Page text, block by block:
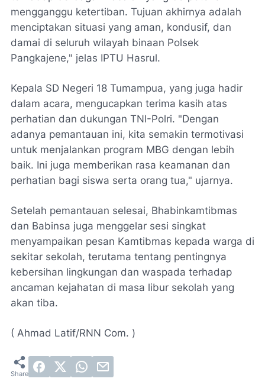
mengganggu ketertiban. Tujuan akhirnya adalah
menciptakan situasi yang aman, kondusif, dan
damai di seluruh wilayah binaan Polsek
Pangkajene," jelas IPTU Hasrul.
Kepala SD Negeri 18 Tumampua, yang juga hadir
dalam acara, mengucapkan terima kasih atas
perhatian dan dukungan TNI-Polri. "Dengan
adanya pemantauan ini, kita semakin termotivasi
untuk menjalankan program MBG dengan lebih
baik. Ini juga memberikan rasa keamanan dan
perhatian bagi siswa serta orang tua," ujarnya.
Setelah pemantauan selesai, Bhabinkamtibmas
dan Babinsa juga menggelar sesi singkat
menyampaikan pesan Kamtibmas kepada warga di
sekitar sekolah, terutama tentang pentingnya
kebersihan lingkungan dan waspada terhadap
ancaman kejahatan di masa libur sekolah yang
akan tiba.
( Ahmad Latif/RNN Com. )